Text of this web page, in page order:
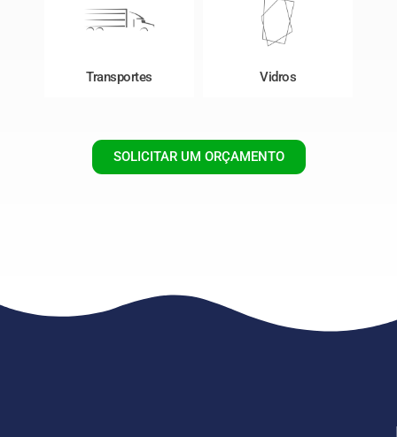
Transportes Vidros
SOLICITAR UM ORÇAMENTO